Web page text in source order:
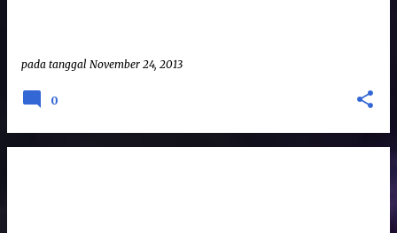
pada tanggal November 24, 2013
0